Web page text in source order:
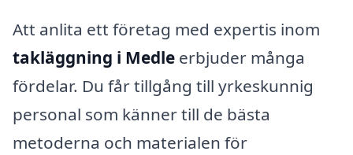
Att anlita ett företag med expertis inom
takläggning i Medle erbjuder många
fördelar. Du får tillgång till yrkeskunnig
personal som känner till de bästa
metoderna och materialen för